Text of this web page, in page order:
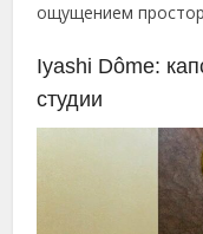
ощущением
Iyashi Dôme:
студии